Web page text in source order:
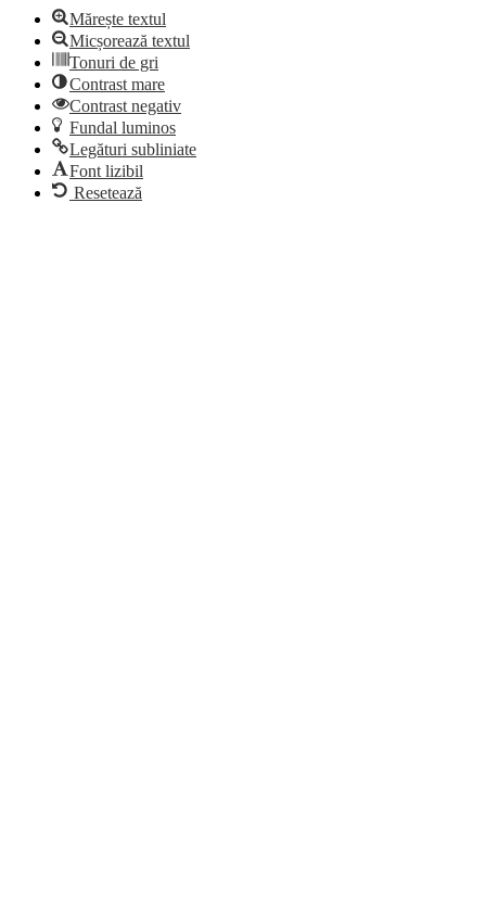
Mărește textul
Micșorează textul
Tonuri de gri
Contrast mare
Contrast negativ
Fundal luminos
Legături subliniate
Font lizibil
Resetează